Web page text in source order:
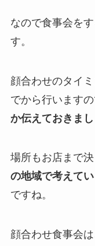
なので食事会を
す。
顔合わせのタイ
でから行いますの
か伝えておきまし
場所もお店まで決
の地域で考えて
ですね。
顔合わせ食事会